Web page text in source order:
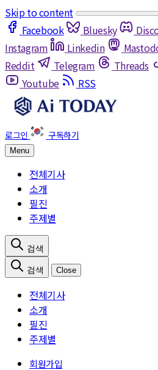
Skip to content
Facebook
Bluesky
Instagram
Linkedin
Reddit
Telegram Threads
Youtube
RSS
Menu
전체기사
소개
필진
주제별
Close
전체기사
소개
필진
주제별